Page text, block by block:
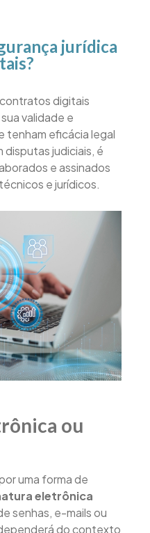
jurídica
digitais
validade e
tenham eficácia legal
disputas judiciais, é
e assinados
e jurídicos.
ou
uma forma de
eletrônica
senhas, e-mails ou
do contexto